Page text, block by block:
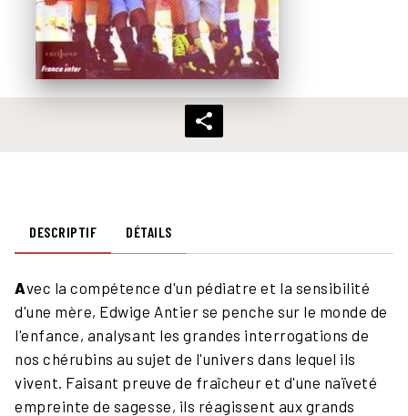
DESCRIPTIF DÉTAILS
Avec la compétence d'un pédiatre et la sensibilité
d'une mère, Edwige Antier se penche sur le monde de
l'enfance, analysant les grandes interrogations de
nos chérubins au sujet de l'univers dans lequel ils
vivent. Faisant preuve de fraîcheur et d'une naïveté
empreinte de sagesse, ils réagissent aux grands